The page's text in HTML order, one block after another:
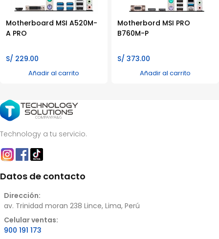
Motherboard MSI A520M-
A PRO
S/ 229.00
Añadir al carrito
Motherbord MSI PRO
B760M-P
S/ 373.00
Añadir al carrito
Technology a tu servicio.
Datos de contacto
Dirección:
av. Trinidad moran 238 Lince, Lima, Perú
Celular ventas:
900 191 173